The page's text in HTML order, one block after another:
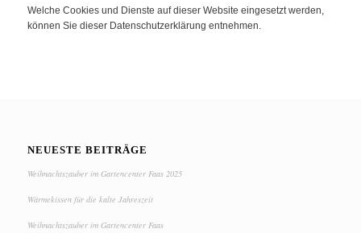
Welche Cookies und Dienste auf dieser Website eingesetzt werden,
können Sie dieser Datenschutzerklärung entnehmen.
NEUESTE BEITRÄGE
Weihnachtszauber im Gartencenter Faas 2025
Wärmekissen für die kalte Jahreszeit
Weihnachtszauber im Gartencenter Faas